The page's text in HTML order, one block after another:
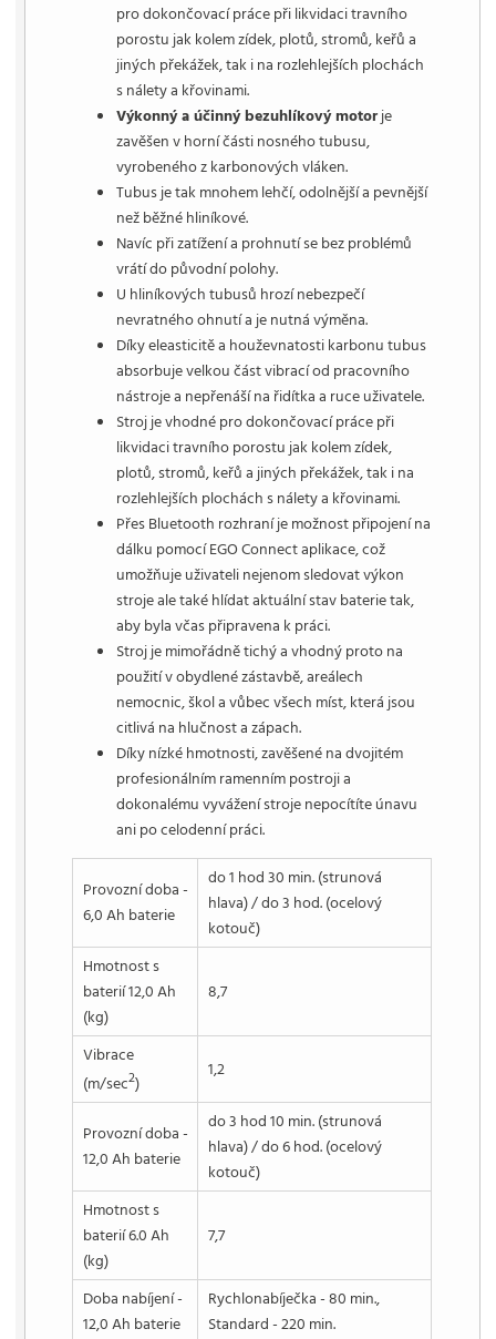
pro dokončovací práce při likvidaci travního
porostu jak kolem zídek, plotů, stromů, keřů a
jiných překážek, tak i na rozlehlejších plochách
s nálety a křovinami.
Výkonný a účinný bezuhlíkový motorje
zavěšen v horní části nosného tubusu,
vyrobeného z karbonových vláken.
Tubus je tak mnohem lehčí, odolnější a pevnější
než běžné hliníkové.
Navíc při zatížení a prohnutí se bez problémů
vrátí do původní polohy.
U hliníkových tubusů hrozí nebezpečí
nevratného ohnutí a je nutná výměna.
Díky eleasticitě a houževnatosti karbonu tubus
absorbuje velkou část vibrací od pracovního
nástroje a nepřenáší na řidítka a ruce uživatele.
Stroj je vhodné pro dokončovací práce při
likvidaci travního porostu jak kolem zídek,
plotů, stromů, keřů a jiných překážek, tak i na
rozlehlejších plochách s nálety a křovinami.
Přes Bluetooth rozhraní je možnost připojení na
dálku pomocí EGO Connect aplikace, což
umožňuje uživateli nejenom sledovat výkon
stroje ale také hlídat aktuální stav baterie tak,
aby byla včas připravena k práci.
Stroj je mimořádně tichý a vhodný proto na
použití v obydlené zástavbě, areálech
nemocnic, škol a vůbec všech míst, která jsou
citlivá na hlučnost a zápach.
Díky nízké hmotnosti, zavěšené na dvojitém
profesionálním ramenním postroji a
dokonalému vyvážení stroje nepocítíte únavu
ani po celodenní práci.
Provozní doba -
6,0 Ah baterie
do 1 hod 30 min. (strunová
hlava) / do 3 hod. (ocelový
kotouč)
Hmotnost s
baterií 12,0 Ah
(kg)
8,7
Vibrace
(m/sec2)
1,2
Provozní doba -
12,0 Ah baterie
do 3 hod 10 min. (strunová
hlava) / do 6 hod. (ocelový
kotouč)
Hmotnost s
baterií 6.0 Ah
(kg)
7,7
Doba nabíjení -
12,0 Ah baterie
Rychlonabíječka - 80 min.,
Standard - 220 min.